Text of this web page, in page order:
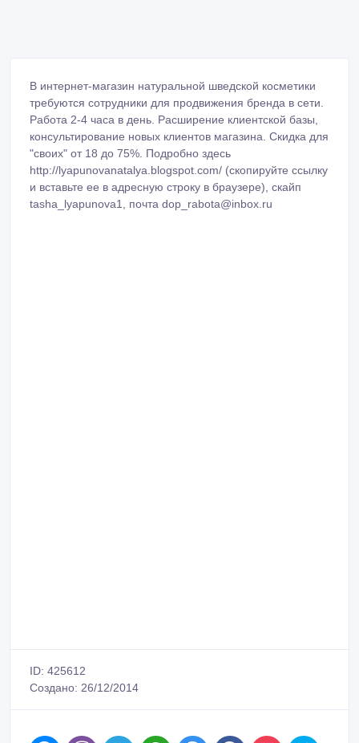
В интернет-магазин натуральной шведской косметики
требуются сотрудники для продвижения бренда в сети.
Работа 2-4 часа в день. Расширение клиентской базы,
консультирование новых клиентов магазина. Скидка для
"своих" от 18 до 75%. Подробно здесь
http://lyapunovanatalya.blogspot.com/ (скопируйте ссылку
и вставьте ее в адресную строку в браузере), скайп
tasha_lyapunova1, почта dop_rabota@inbox.ru
ID: 425612
Создано: 26/12/2014